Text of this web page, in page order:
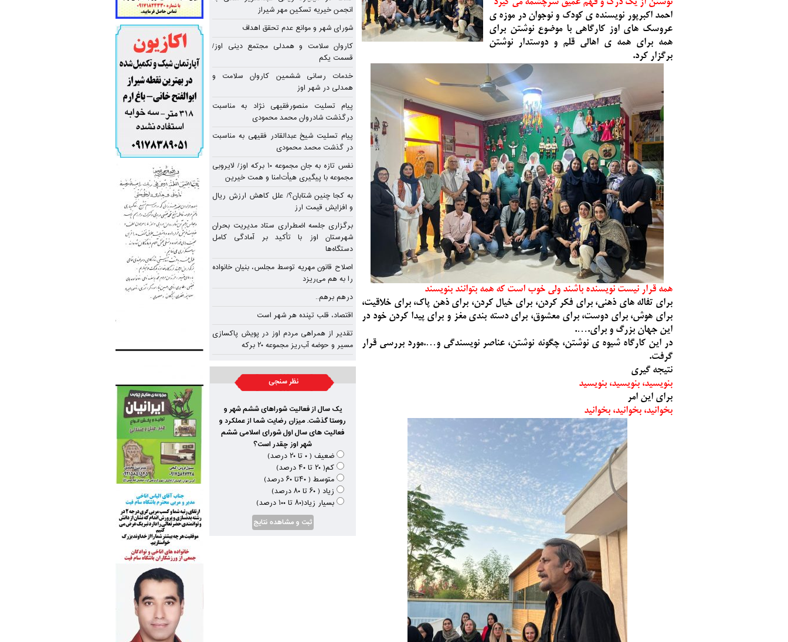
به کجا چنین شتابان؟/ علل کاهش ارزش ریال و افزایش قیمت ارز
نوشتن از یک درک و فهم عمیق سرچشمه می گیرد
احمد اکبرپور نویسنده ی کودک و نوجوان در موزه ی
عروسک های اوز کارگاهی با موضوع نوشتن برای
همه برای همه ی اهالی قلم و دوستدار نوشتن
برگزار کرد.
همه قرار نیست نویسنده باشند ولی خوب است که همه بتوانند بنویسند
برای تفاله های ذهنی، برای فکر کردن، برای خیال کردن، برای ذهن پاک، برای خلاقیت،
برای هوش، برای دوست، برای معشوق، برای دسته بندی مغز و برای پیدا کردن خود در
این جهان بزرگ و برای.‌….
در این کارگاه شیوه ی نوشتن، چگونه نوشتن، عناصر نویسندگی و….مورد بررسی قرار
گرفت.
نتیجه گیری
بنویسید، بنویسید، بنویسید
برای این امر
بخوانید، بخوانید، بخوانید
انجمن خیریه تسکین مهر شیراز
شورای شهر و موانع عدم تحقق اهداف
کاروان سلامت و همدلی مجتمع دینی اوز/
قسمت یکم
خدمات رسانی ششمین کاروان سلامت و
همدلی در شهر اوز
پیام تسلیت منصورفقیهی نژاد به مناسبت
درگذشت شادروان محمد محمودی
پیام تسلیت شیخ عبدالقادر فقیهی به مناسبت
در گذشت محمد محمودی
نفس تازه به جان مجموعه ۱۰ برکه اوز/ لایروبی
مجموعه با پیگیری هیأت‌امنا و همت خیرین
به کجا چنین شتابان؟/ علل کاهش ارزش ریال
و افزایش قیمت ارز
برگزاری جلسه اضطراری ستاد مدیریت بحران
شهرستان اوز با تأکید بر آمادگی کامل
دستگاه‌ها
اصلاح قانون مهریه توسط مجلس، بنیان خانواده
را به هم می‌ریزد
درهم برهم..
اقتصاد، قلب تپنده‌ هر شهر است
تقدیر از همراهی مردم اوز در پویش پاکسازی
مسیر و حوضه آب‌ریز مجموعه ۲۰ برکه
نظر سنجی
یک سال از فعالیت شوراهای ششم شهر و
روستا گذشت. میزان رضایت شما از عملکرد و
فعالیت های سال اول شورای اسلامی ششم
شهر اوز چقدر است؟
ضعیف ( ۰ تا ۲۰ درصد)
کم( ۲۰ تا ۴۰ درصد)
متوسط ( ۴۰تا ۶۰ درصد)
زیاد ( ۶۰ تا ۸۰ درصد)
بسیار زیاد(۸۰ تا ۱۰۰ درصد)